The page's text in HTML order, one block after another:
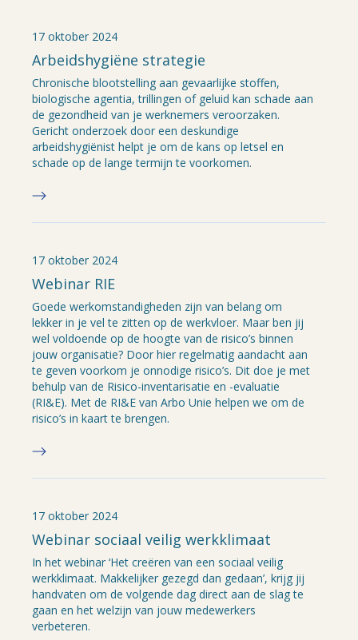
17 oktober 2024
Arbeidshygiëne strategie
Chronische blootstelling aan gevaarlijke stoffen,
biologische agentia, trillingen of geluid kan schade aan
de gezondheid van je werknemers veroorzaken.
Gericht onderzoek door een deskundige
arbeidshygiënist helpt je om de kans op letsel en
schade op de lange termijn te voorkomen.
17 oktober 2024
Webinar RIE
Goede werkomstandigheden zijn van belang om
lekker in je vel te zitten op de werkvloer. Maar ben jij
wel voldoende op de hoogte van de risico’s binnen
jouw organisatie? Door hier regelmatig aandacht aan
te geven voorkom je onnodige risico’s. Dit doe je met
behulp van de Risico-inventarisatie en -evaluatie
(RI&E). Met de RI&E van Arbo Unie helpen we om de
risico’s in kaart te brengen.
17 oktober 2024
Webinar sociaal veilig werkklimaat
In het webinar ‘Het creëren van een sociaal veilig
werkklimaat. Makkelijker gezegd dan gedaan’, krijg jij
handvaten om de volgende dag direct aan de slag te
gaan en het welzijn van jouw medewerkers
verbeteren.